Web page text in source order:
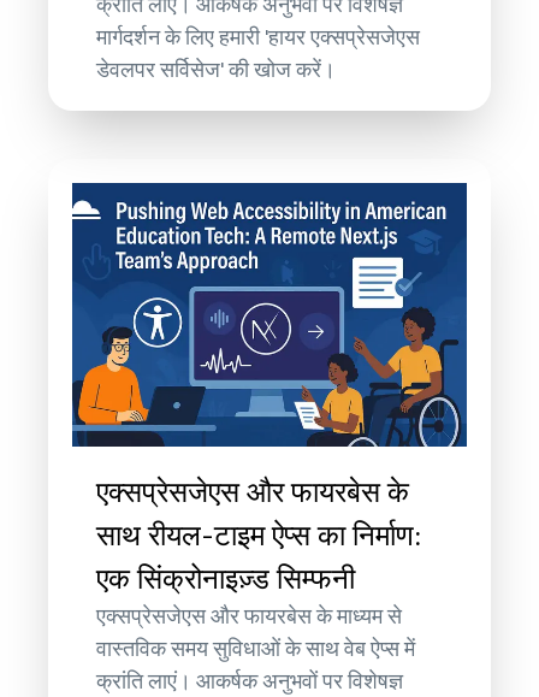
क्रांति लाएं। आकर्षक अनुभवों पर विशेषज्ञ
मार्गदर्शन के लिए हमारी 'हायर एक्सप्रेसजेएस
डेवलपर सर्विसेज' की खोज करें।
एक्सप्रेसजेएस और फायरबेस के
साथ रीयल-टाइम ऐप्स का निर्माण:
एक सिंक्रोनाइज़्ड सिम्फनी
एक्सप्रेसजेएस और फायरबेस के माध्यम से
वास्तविक समय सुविधाओं के साथ वेब ऐप्स में
क्रांति लाएं। आकर्षक अनुभवों पर विशेषज्ञ